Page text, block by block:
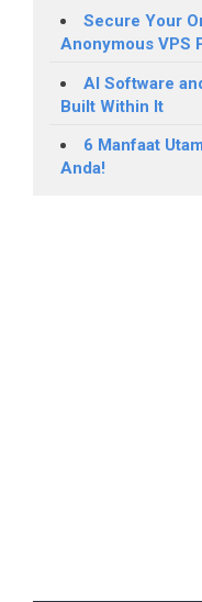
Secure Your
Anonymous VPS
AI Software
Built Within It
6 Manfaat
Anda!